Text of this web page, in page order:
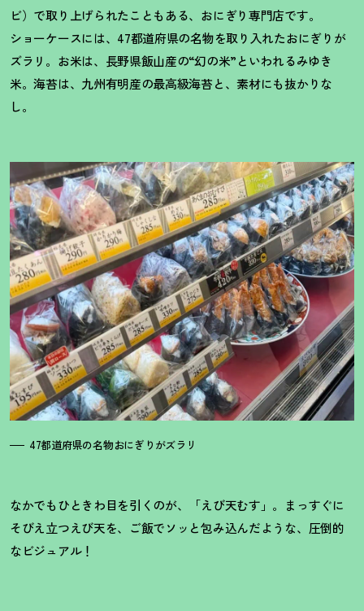
ビ）で取り上げられたこともある、おにぎり専門店です。
ショーケースには、47都道府県の名物を取り入れたおにぎりが
ズラリ。お米は、長野県飯山産の“幻の米”といわれるみゆき
米。海苔は、九州有明産の最高級海苔と、素材にも抜かりな
し。
47都道府県の名物おにぎりがズラリ
なかでもひときわ目を引くのが、「えび天むす」。まっすぐに
そびえ立つえび天を、ご飯でソッと包み込んだような、圧倒的
なビジュアル！